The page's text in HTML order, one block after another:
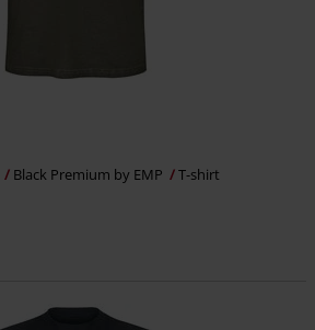
Black Premium by EMP T-shirt